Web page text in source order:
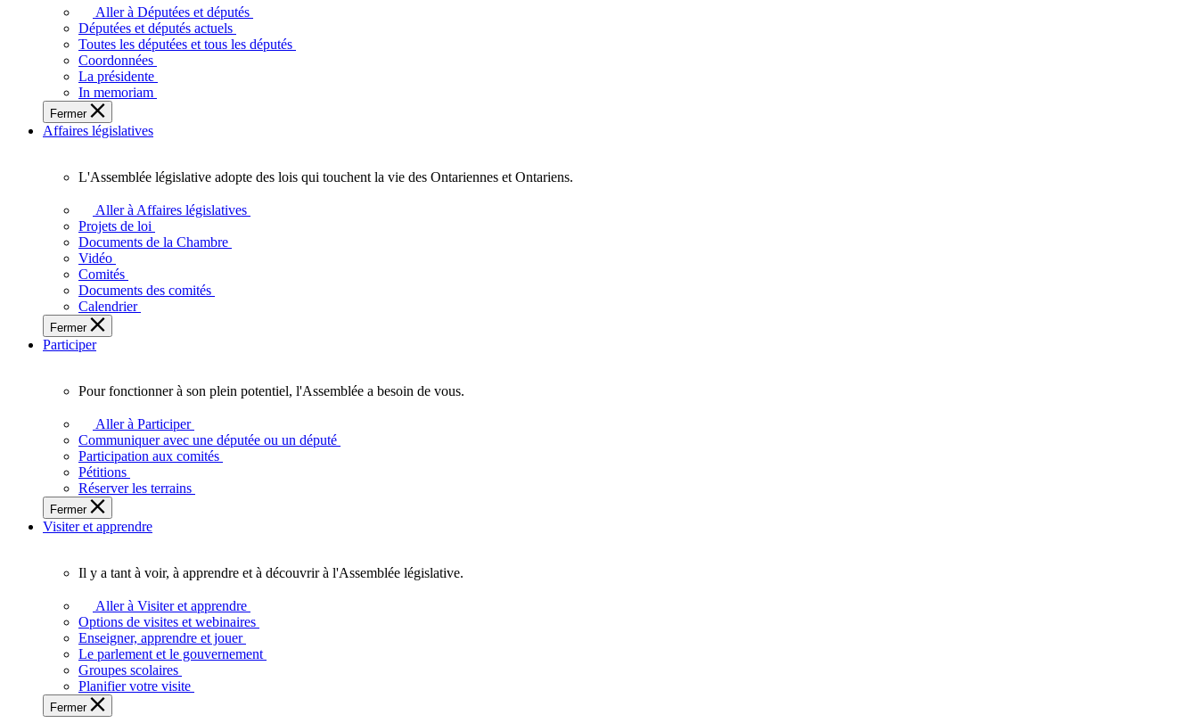
députées
députés
vous
représentent
sein
de
l'Assemblée
l'Ontario.
Aller à Députées et députés
Députées et députés actuels
Toutes les députées et tous les députés
Coordonnées
La présidente
In memoriam
Fermer
Affaires législatives
législative
adopte
touchent
vie
des
Ontariennes
Ontariens.
L'Assemblée législative adopte des lois qui touchent la vie des Ontariennes et Ontariens.
Aller à Affaires législatives
Projets de loi
Documents de la Chambre
Vidéo
Comités
Documents des comités
Calendrier
Fermer
Participer
fonctionner
plein
potentiel,
l'Assemblée
a
besoin
Pour fonctionner à son plein potentiel, l'Assemblée a besoin de vous.
Aller à Participer
Communiquer avec une députée ou un député
Participation aux comités
Pétitions
Réserver les terrains
Fermer
Visiter et apprendre
voir,
apprendre
et
Il y a tant à voir, à apprendre et à découvrir à l'Assemblée législative.
Aller à Visiter et apprendre
Options de visites et webinaires
Enseigner, apprendre et jouer
Le parlement et le gouvernement
Groupes scolaires
Planifier votre visite
Fermer